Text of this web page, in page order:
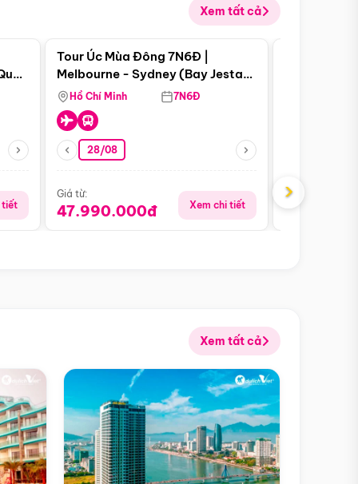
Xem tất cả
tiết
Điểm nổi bật
Tour Úc Mùa Đông 7N6Đ |
Melbourne - Sydney (Bay Jestar
Airways)
Hồ Chí Minh 7N6Đ
28/08
Giá từ:
47.990.000đ Xem chi tiết
Giá từ:
›
Xem tất cả